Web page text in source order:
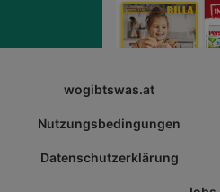
wogibtswas.at
Nutzungsbedingungen
Datenschutzerklärung